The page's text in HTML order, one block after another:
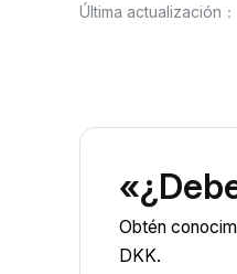
Última actualización ：
Obtén
DKK.